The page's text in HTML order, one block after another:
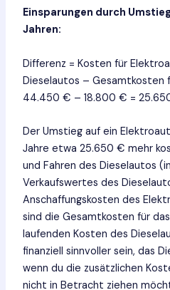
Einsparungen durch
Jahren:
Differenz = Kosten für
Dieselautos – Gesamtkosten
44.450 € – 18.800 € =
Der Umstieg auf ein
Jahre etwa 25.650 € mehr
und Fahren des Dieselautos
Verkaufswertes des
Anschaffungskosten des
sind die Gesamtkosten für
laufenden Kosten des
finanziell sinnvoller sein, das
wenn du die zusätzlichen
nicht in Betracht ziehen